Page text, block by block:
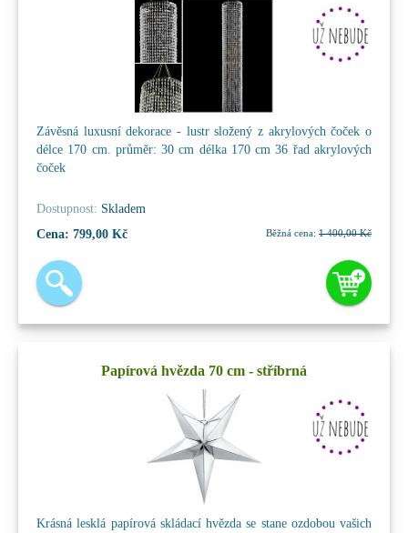
Závěsná luxusní dekorace - lustr složený z akrylových čoček o
délce 170 cm. průměr: 30 cm délka 170 cm 36 řad akrylových
čoček
Dostupnost: Skladem
Cena: 799,00 Kč Běžná cena: 1 400,00 Kč
Papírová hvězda 70 cm - stříbrná
Krásná lesklá papírová skládací hvězda se stane ozdobou vašich